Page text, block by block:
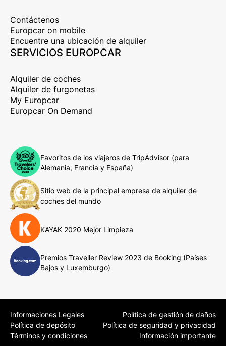
Contáctenos
Europcar on mobile
Encuentre una ubicación de alquiler
SERVICIOS EUROPCAR
Alquiler de coches
Alquiler de furgonetas
My Europcar
Europcar On Demand
Favoritos de los viajeros de TripAdvisor (para
Alemania, Francia y España)
Sitio web de la principal empresa de alquiler de
coches del mundo
KAYAK 2020 Mejor Limpieza
Premios Traveller Review 2023 de Booking (Países
Bajos y Luxemburgo)
Informaciones Legales
Política de gestión de daños
Política de depósito
Política de seguridad y privacidad
Términos y condiciones
Información importante